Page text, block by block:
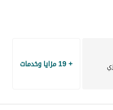
+ 19 مزايا وخدمات